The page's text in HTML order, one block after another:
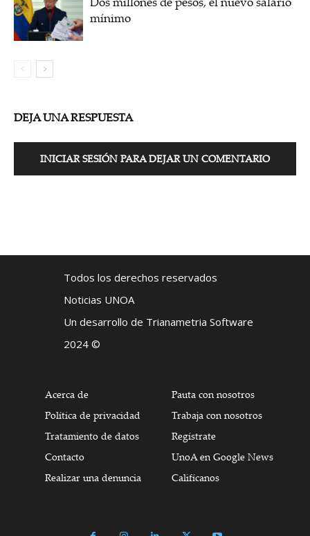
mínimo
DEJA UNA RESPUESTA
INICIAR SESIÓN PARA DEJAR UN COMENTARIO
Todos los derechos reservados
Noticias UNOA
Un desarrollo de Trianametria Software
2024 ©
Acerca de
Política de privacidad
Tratamiento de datos
Contacto
Realizar una denuncia
Pauta con nosotros
Trabaja con nosotros
Regístrate
UnoA en Google News
Califícanos